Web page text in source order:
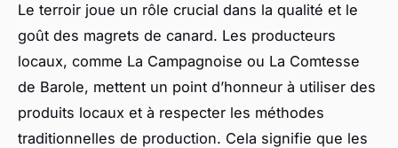
Le terroir joue un rôle crucial dans la qualité et le
goût des magrets de canard. Les producteurs
locaux, comme La Campagnoise ou La Comtesse
de Barole, mettent un point d’honneur à utiliser des
produits locaux et à respecter les méthodes
traditionnelles de production. Cela signifie que les